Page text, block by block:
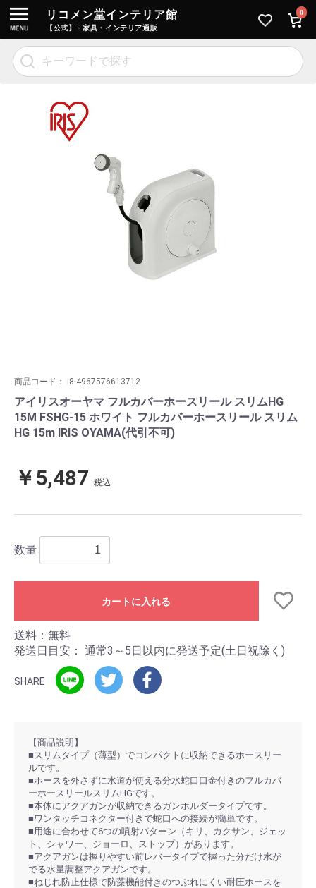
リコメン堂インテリア館
【公式】 - 家具・インテリア通販
0
商品コード： i8-4967576613712
アイリスオーヤマ フルカバーホースリール スリムHG
15M FSHG-15 ホワイト フルカバーホースリール スリム
HG 15m IRIS OYAMA(代引不可)
￥5,487 税込
数量
カートに入れる
送料：無料
発送日目安： 通常3～5日以内に発送予定(土日祝除く)
SHARE
【商品説明】
■スリムタイプ（薄型）でコンパクトに収納できるホースリー
ルです。
■ホースを外さずに水道が使える分水蛇口口金付きのフルカバ
ーホースリールスリムHGです。
■本体にアクアガンが収納できるガンホルダータイプです。
■ワンタッチコネクター付きで蛇口への接続が簡単です。
■用途に合わせて6つの噴射パターン（キリ、カクサン、ジェッ
ト、シャワー、ジョーロ、ストップ）があります。
■アクアガンは握りやすい前レバータイプで握った分だけ水が
でる水量調整アクアガンです。
■ねじれ防止仕様で防藻機能付きのつぶれにくい耐圧ホースを